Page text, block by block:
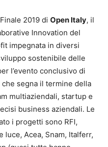
2019 di Open Italy, il
Innovation del
impegnata in diversi
sostenibile delle
l’evento conclusivo di
segna il termine della
multiaziendali, startup e
business aziendali. Le
i progetti sono RFI,
luce, Acea, Snam, Italferr,